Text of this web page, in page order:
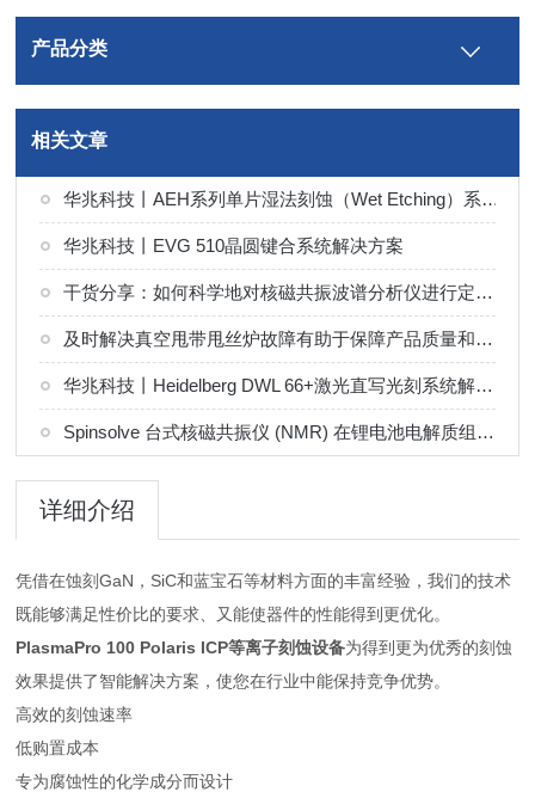
产品分类
相关文章
华兆科技丨AEH系列单片湿法刻蚀（Wet Etching）系统解决方案
华兆科技丨EVG 510晶圆键合系统解决方案
干货分享：如何科学地对核磁共振波谱分析仪进行定期维护保养
及时解决真空甩带甩丝炉故障有助于保障产品质量和设备稳定运行
华兆科技丨Heidelberg DWL 66+激光直写光刻系统解决方案
Spinsolve 台式核磁共振仪 (NMR) 在锂电池电解质组分分析中的应用
详细介绍
凭借在蚀刻GaN，SiC和蓝宝石等材料方面的丰富经验，我们的技术
既能够满足性价比的要求、又能使器件的性能得到更优化。
PlasmaPro 100 Polaris ICP等离子刻蚀设备为得到更为优秀的刻蚀
效果提供了智能解决方案，使您在行业中能保持竞争优势。
高效的刻蚀速率
低购置成本
专为腐蚀性的化学成分而设计